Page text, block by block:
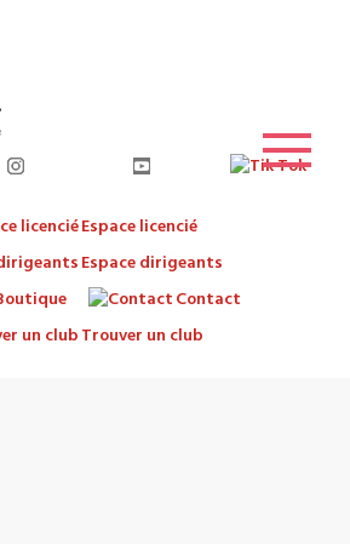
Espace licencié
Espace dirigeants
Contact
Trouver un club